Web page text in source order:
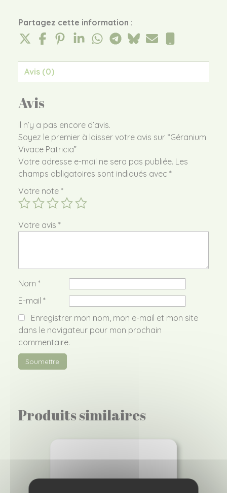
Partagez cette information :
Avis (0)
Avis
Il n’y a pas encore d’avis.
Soyez le premier à laisser votre avis sur “Géranium
Vivace Patricia”
Votre adresse e-mail ne sera pas publiée. Les
champs obligatoires sont indiqués avec *
Votre note *
Votre avis *
Nom *
E-mail *
Enregistrer mon nom, mon e-mail et mon site
dans le navigateur pour mon prochain
commentaire.
Produits similaires